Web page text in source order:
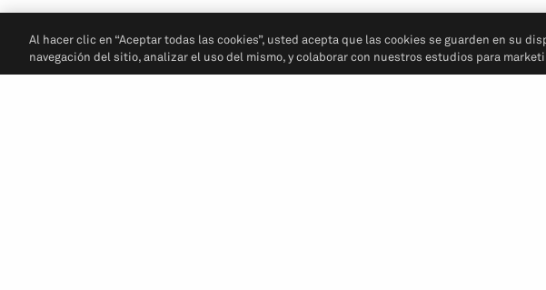
Al hacer clic en “Aceptar todas las cookies”, usted acepta que las cookies se guarden en su
navegación del sitio, analizar el uso del mismo, y colaborar con nuestros estudios para